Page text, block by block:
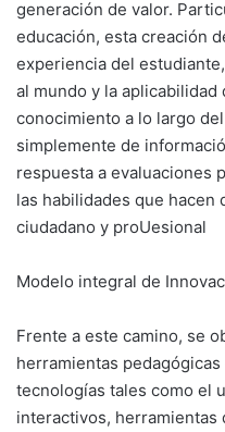
generación de valor.
educación, esta creación
experiencia del
al mundo y la aplicabilidad
conocimiento a lo largo
simplemente de
respuesta a evaluaciones
las habilidades que
ciudadano y proUesional
Modelo integral de
Frente a este camino, se
herramientas
tecnologías tales como el
interactivos, herramientas